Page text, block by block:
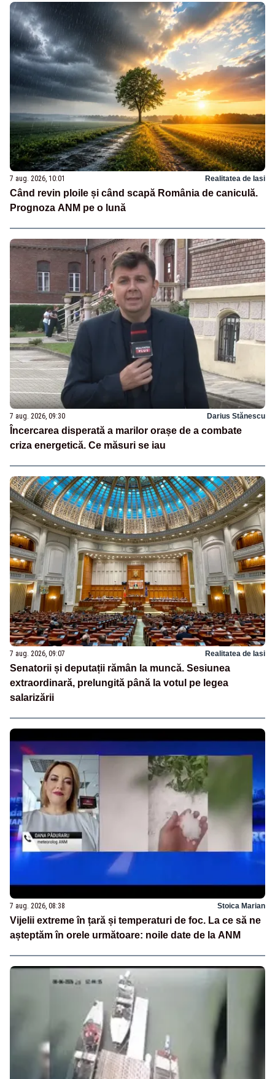
7 aug. 2026, 10:01 Realitatea de Iasi
Când revin ploile și când scapă România de caniculă.
Prognoza ANM pe o lună
7 aug. 2026, 09:30 Darius Stănescu
Încercarea disperată a marilor orașe de a combate
criza energetică. Ce măsuri se iau
7 aug. 2026, 09:07 Realitatea de Iasi
Senatorii și deputații rămân la muncă. Sesiunea
extraordinară, prelungită până la votul pe legea
salarizării
7 aug. 2026, 08:38 Stoica Marian
Vijelii extreme în țară și temperaturi de foc. La ce să ne
așteptăm în orele următoare: noile date de la ANM